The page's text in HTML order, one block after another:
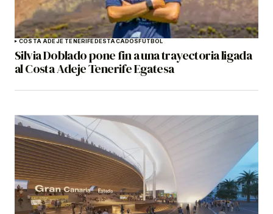
COSTA ADEJE TENERIFE DESTACADOS FÚTBOL
Silvia Doblado pone fin a una trayectoria ligada
al Costa Adeje Tenerife Egatesa